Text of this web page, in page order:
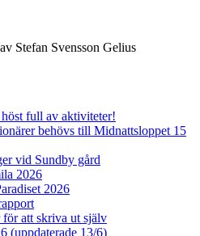
Stefan Svensson Gelius
full av aktiviteter!
behövs till Midnattsloppet 15
vid Sundby gård
2026
2026
för att skriva ut själv
(uppdaterade 13/6)